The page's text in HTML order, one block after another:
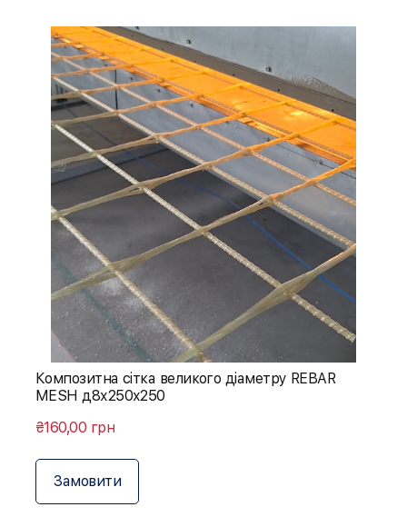
Композитна сітка великого діаметру REBAR
MESH д8х250х250
₴160,00 грн
Замовити